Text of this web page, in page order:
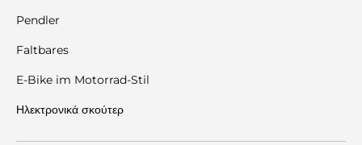
Pendler
Faltbares
E-Bike im Motorrad-Stil
Ηλεκτρονικά σκούτερ